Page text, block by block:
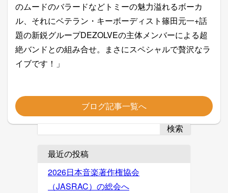
のムードのバラードなどトミーの魅力溢れるボーカ
ル、それにベテラン・キーボーディスト篠田元一+話
題の新鋭グループDEZOLVEの主体メンバーによる超
絶バンドとの組み合せ。まさにスペシャルで贅沢なラ
イブです！」
ブログ記事一覧へ
検索
最近の投稿
2026日本音楽著作権協会
（JASRAC）の総会へ